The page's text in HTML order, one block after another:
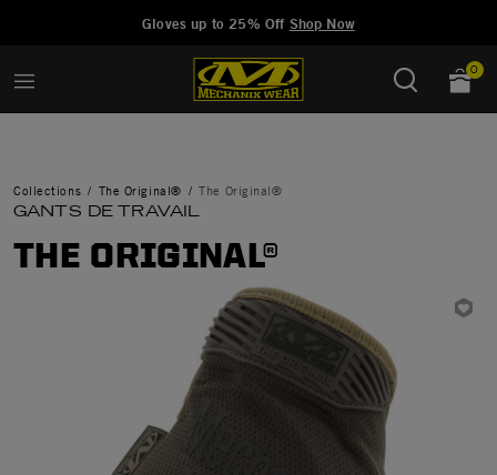
Gloves up to 25% Off Shop Now
0
Collections The Original® The Original®
GANTS DE TRAVAIL
THE ORIGINAL®
Manage Wishlist